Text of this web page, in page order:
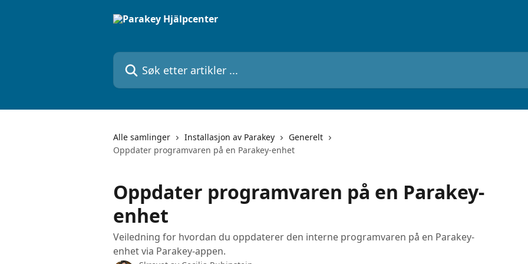
Søk etter artikler ...
Alle samlinger Installasjon av Parakey
Generelt
Oppdater programvaren på en Parakey-enhet
Oppdater programvaren på en Parakey-
enhet
Veiledning for hvordan du oppdaterer den interne programvaren på en Parakey-
enhet via Parakey-appen.